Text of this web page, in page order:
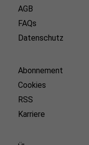
AGB
FAQs
Datenschutz
Abonnement
Cookies
RSS
Karriere